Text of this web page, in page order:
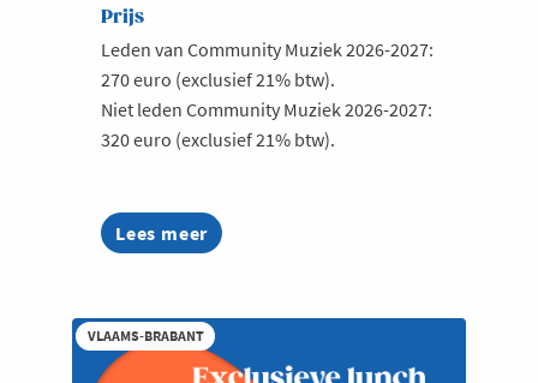
Prijs
Leden van Community Muziek 2026-2027:
270 euro (exclusief 21% btw).
Niet leden Community Muziek 2026-2027:
320 euro (exclusief 21% btw).
Lees meer
about
Beleef
VIP
met
de
VLAAMS-BRABANT
Regeringsvorming
Retail
Ruimtelijke ordening en Infrastructuur
Strategie
Supply Chain